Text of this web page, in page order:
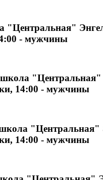
"Центральная"
- мужчины
школа
14:00 - мужчины
"Центральная"
14:00 - мужчины